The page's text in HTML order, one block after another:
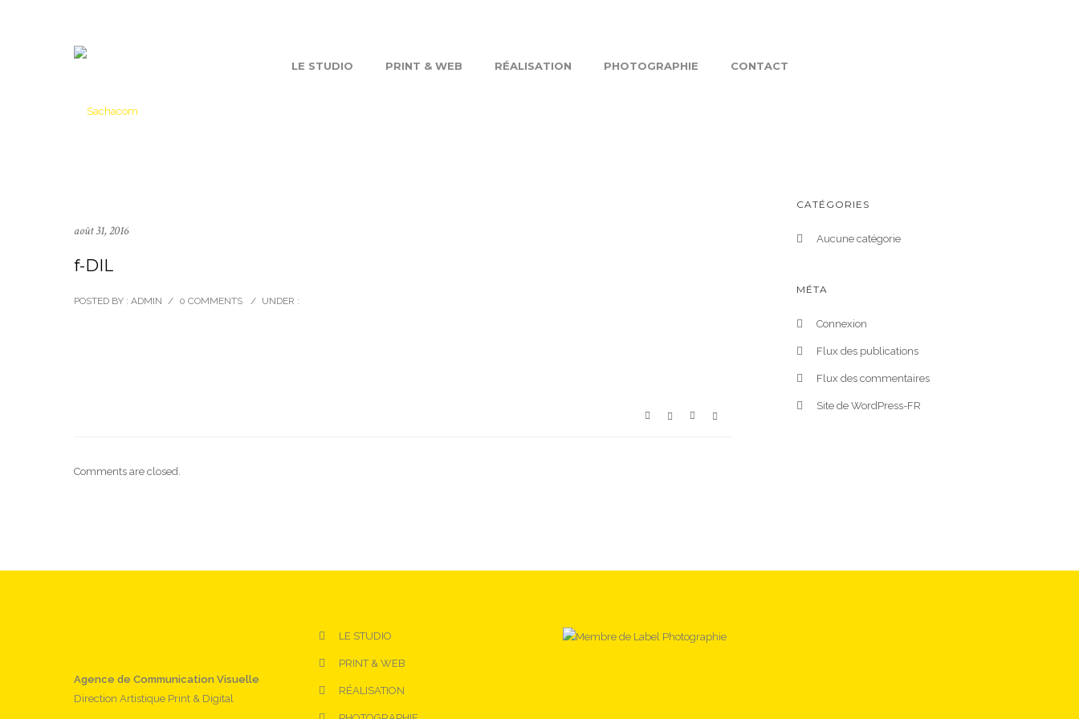
LE STUDIO PRINT & WEB RÉALISATION PHOTOGRAPHIE CONTACT
août 31, 2016
f-DIL
POSTED BY : ADMIN / 0 COMMENTS / UNDER :
Comments are closed.
CATÉGORIES
Aucune catégorie
MÉTA
Connexion
Flux des publications
Flux des commentaires
Site de WordPress-FR
Agence de Communication Visuelle
Direction Artistique Print & Digital
LE STUDIO
PRINT & WEB
RÉALISATION